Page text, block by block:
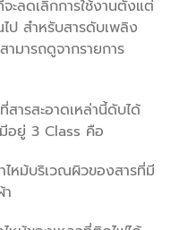
ะลดเลิกการใช้งานตั้งแต่
ป สำหรับสารดับเพลิง
มารถดูจากรายการ
ารสะอาดเหล่านี้ดับได้
อยู่ 3 Class คือ
ไหม้บริเวณผิวของสารที่มี